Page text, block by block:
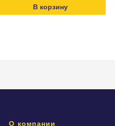
В корзину
О компании